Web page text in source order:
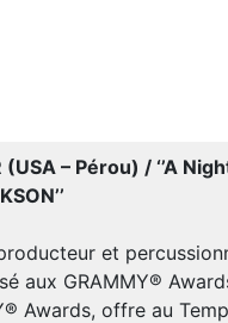
– Pérou) / ‘’A
et
aux GRAMMY®
Awards, offre au